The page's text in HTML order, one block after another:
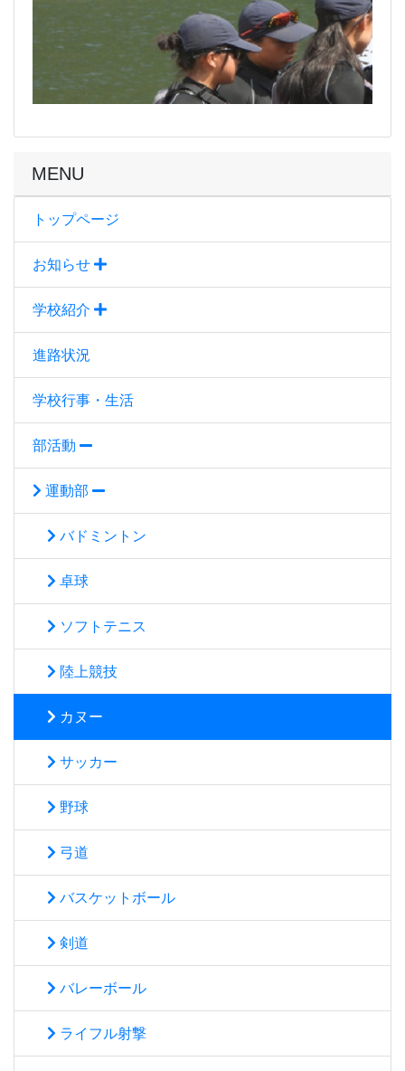
MENU
トップページ
お知らせ
学校紹介
進路状況
学校行事・生活
部活動
運動部
バドミントン
卓球
ソフトテニス
陸上競技
カヌー
サッカー
野球
弓道
バスケットボール
剣道
バレーボール
ライフル射撃